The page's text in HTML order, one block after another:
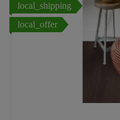
local_shipping
local_offer